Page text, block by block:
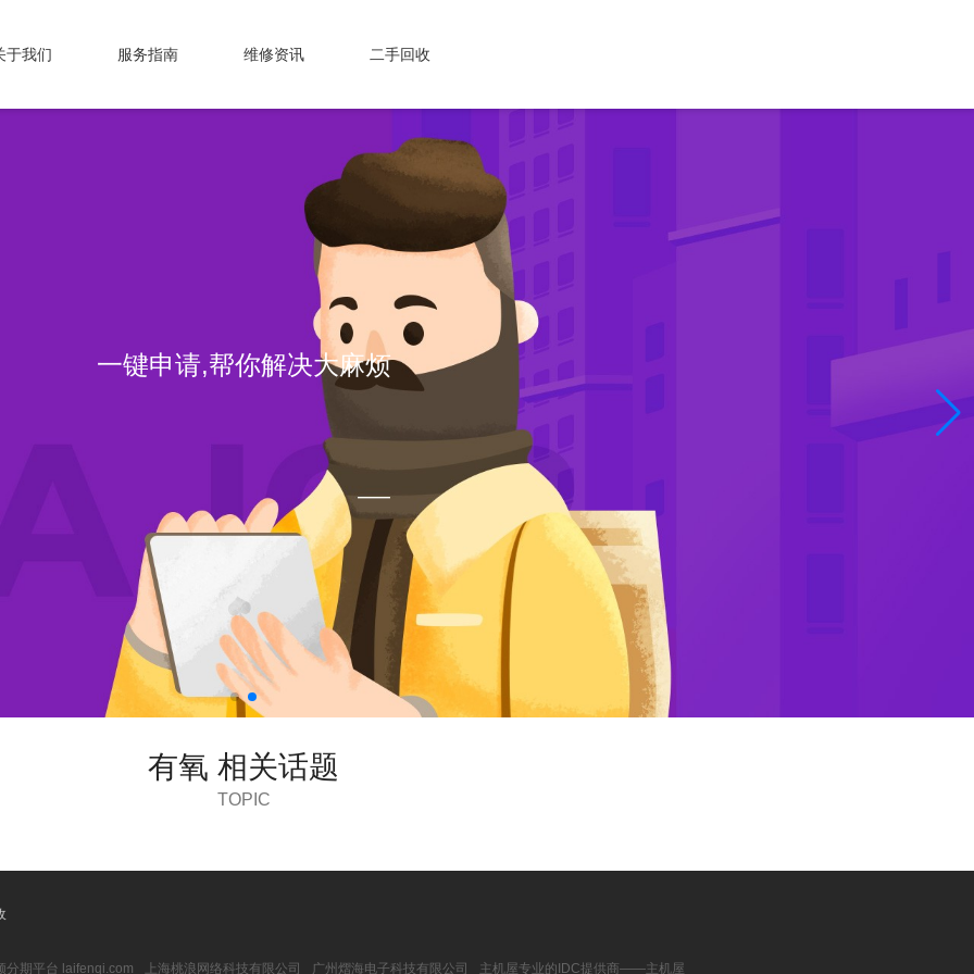
于我们 服务指南 维修资讯 二手回收
一键申请,帮你解决大麻烦
有氧 相关话题
TOPIC
分期平台 laifenqi.com 上海桃浪网络科技有限公司 广州熠海电子科技有限公司 主机屋专业的IDC提供商――主机屋